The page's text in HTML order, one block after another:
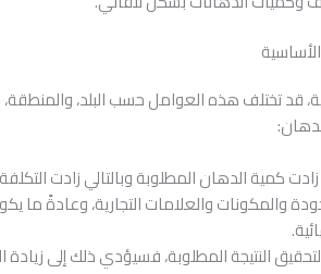
تختلف هذه العوامل حسب البلد، والمنطقة،
كمية الدهان المطلوبة وبالتالي زادت
والمكونات والعلامات التجارية، وعادةً ما
النتيجة المطلوبة، فسيؤدي ذلك إلى زيادة